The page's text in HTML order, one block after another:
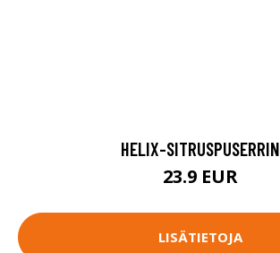
HELIX-SITRUSPUSERRIN
23.9 EUR
LISÄTIETOJA